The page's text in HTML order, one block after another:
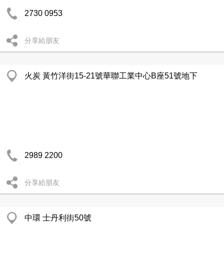
2730 0953
分享給朋友
火炭 黃竹洋街15-21號華聯工業中心B座51號地下
2989 2200
分享給朋友
中環 士丹利街50號